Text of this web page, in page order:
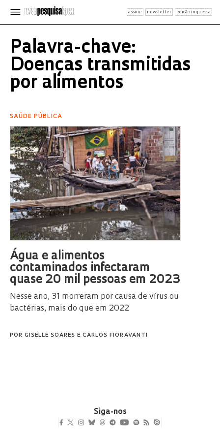
assine newsletter edição impressa
Palavra-chave:
Doenças transmitidas
por alimentos
SAÚDE PÚBLICA
Água e alimentos
contaminados infectaram
quase 20 mil pessoas em 2023
Nesse ano, 31 morreram por causa de vírus ou
bactérias, mais do que em 2022
POR GISELLE SOARES E CARLOS FIORAVANTI
Siga-nos